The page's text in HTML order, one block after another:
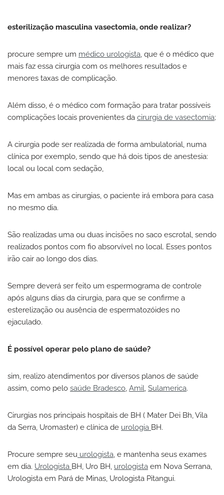
esterilização masculina vasectomia, onde realizar?
procure sempre um médico urologista , que é o médico que
mais faz essa cirurgia com os melhores resultados e
menores taxas de complicação.
Além disso, é o médico com formação para tratar possíveis
complicações locais provenientes da cirurgia de vasectomia;
A cirurgia pode ser realizada de forma ambulatorial, numa
clínica por exemplo, sendo que há dois tipos de anestesia:
local ou local com sedação,
Mas em ambas as cirurgias, o paciente irá embora para casa
no mesmo dia.
São realizadas uma ou duas incisões no saco escrotal, sendo
realizados pontos com fio absorvível no local. Esses pontos
irão cair ao longo dos dias.
Sempre deverá ser feito um espermograma de controle
após alguns dias da cirurgia, para que se confirme a
esterelização ou ausência de espermatozóides no
ejaculado.
É possível operar pelo plano de saúde?
sim, realizo atendimentos por diversos planos de saúde
assim, como pelo saúde Bradesco Amil Sulamerica.
Cirurgias nos principais hospitais de BH ( Mater Dei Bh, Vila
da Serra, Uromaster) e clínica de urologia BH.
Procure sempre seu urologista , e mantenha seus exames
em dia. Urologista BH, Uro BH, urologista em Nova Serrana,
Urologista em Pará de Minas, Urologista Pitangui.